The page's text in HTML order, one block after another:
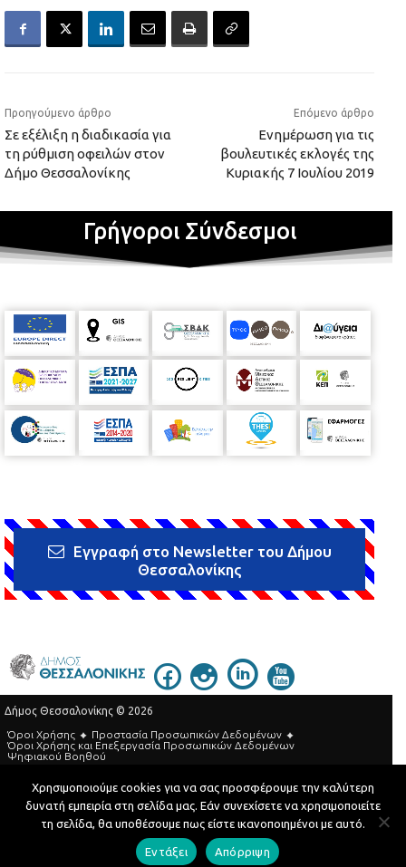
Προηγούμενο άρθρο
Σε εξέλιξη η διαδικασία για
τη ρύθμιση οφειλών στον
Δήμο Θεσσαλονίκης
Επόμενο άρθρο
Ενημέρωση για τις
βουλευτικές εκλογές της
Κυριακής 7 Ιουλίου 2019
Γρήγοροι Σύνδεσμοι
Εγγραφή στο Newsletter του Δήμου
Θεσσαλονίκης
Δήμος Θεσσαλονίκης © 2026
Όροι Χρήσης
Προστασία Προσωπικών Δεδομένων
Όροι Xρήσης και Eπεξεργασία Προσωπικών Δεδομένων
Ψηφιακού Βοηθού
Τηλεφωνικός Κατάλογος
Developed by MyCompany Projects
Χρησιμοποιούμε cookies για να σας προσφέρουμε την καλύτερη
δυνατή εμπειρία στη σελίδα μας. Εάν συνεχίσετε να χρησιμοποιείτε
τη σελίδα, θα υποθέσουμε πως είστε ικανοποιημένοι με αυτό.
Εντάξει Απόρριψη